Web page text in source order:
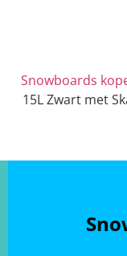
Snowboards
15L Zwart met